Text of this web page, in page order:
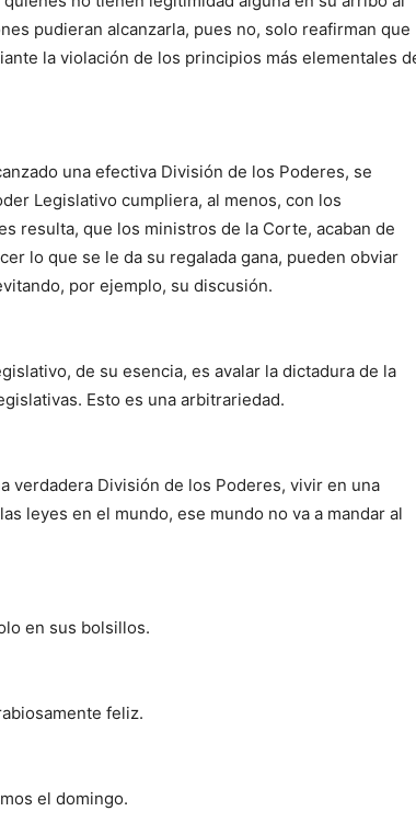
pudieran alcanzarla, pues no, solo reafirman que
la violación de los principios más elementales
una efectiva División de los Poderes, se
Legislativo cumpliera, al menos, con los
resulta, que los ministros de la Corte, acaban de
lo que se le da su regalada gana, pueden obviar
por ejemplo, su discusión.
de su esencia, es avalar la dictadura de la
Esto es una arbitrariedad.
verdadera División de los Poderes, vivir en una
leyes en el mundo, ese mundo no va a mandar al
en sus bolsillos.
feliz.
el domingo.